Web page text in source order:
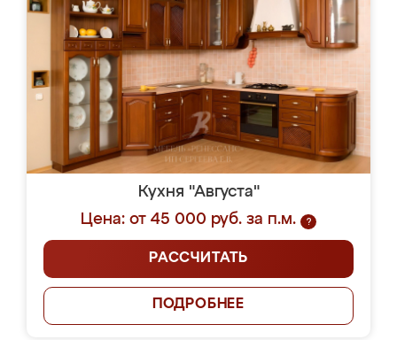
Кухня "Августа"
Цена: от 45 000 руб. за п.м.
?
РАССЧИТАТЬ
ПОДРОБНЕЕ